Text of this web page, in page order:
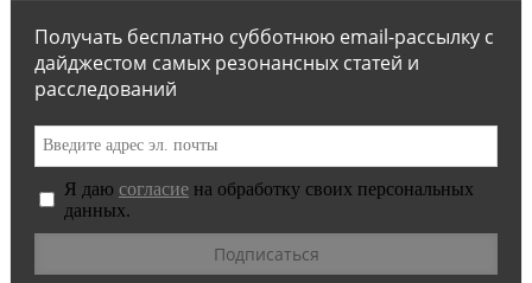
Получать бесплатно субботнюю email-рассылку с
дайджестом самых резонансных статей и
расследований
Я даю согласие на обработку своих персональных
данных.